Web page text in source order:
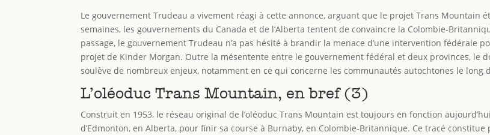
Le gouvernement Trudeau a vivement réagi à cette annonce, arguant que le projet Trans Mountain
semaines, les gouvernements du Canada et de l’Alberta tentent de convaincre la Colombie-
passage, le gouvernement Trudeau n’a pas hésité à brandir la menace d’une intervention fédérale
projet de Kinder Morgan. Outre la mésentente entre le gouvernement fédéral et deux provinces, le
soulève de nombreux enjeux, notamment en ce qui concerne les communautés autochtones le long
L’oléoduc Trans Mountain, en bref (3)
Construit en 1953, le réseau original de l’oléoduc Trans Mountain est toujours en fonction
d’Edmonton, en Alberta, pour finir sa course à Burnaby, en Colombie-Britannique. Ce tracé